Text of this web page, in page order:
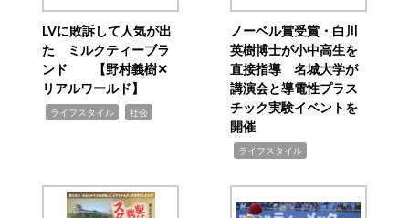
LVに敗訴して人気が出
た ミルクティーブラ
ンド 【野村義樹✕
リアルワールド】
ライフスタイル 社会
ノーベル賞受賞・白川
英樹博士が小中高生を
直接指導 名城大学が
講演会と導電性プラス
チック実験イベントを
開催
ライフスタイル